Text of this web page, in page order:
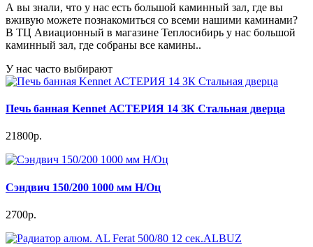
А вы знали, что у нас есть большой каминный зал, где вы
вживую можете познакомиться со всеми нашими каминами?
В ТЦ Авиационный в магазине Теплосибирь у нас большой
каминный зал, где собраны все камины..
У нас часто выбирают
Печь банная Kennet АСТЕРИЯ 14 ЗК Стальная дверца
21800р.
Сэндвич 150/200 1000 мм Н/Оц
2700р.